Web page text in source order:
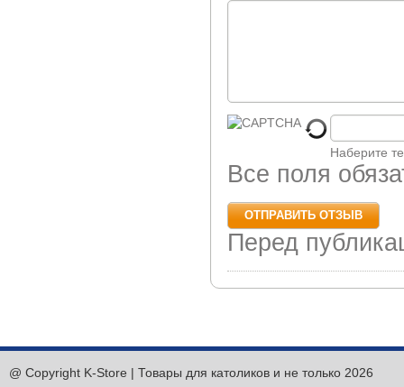
Наберите
Все поля
Перед
@ Copyright K-Store | Товары для католиков и не только 2026